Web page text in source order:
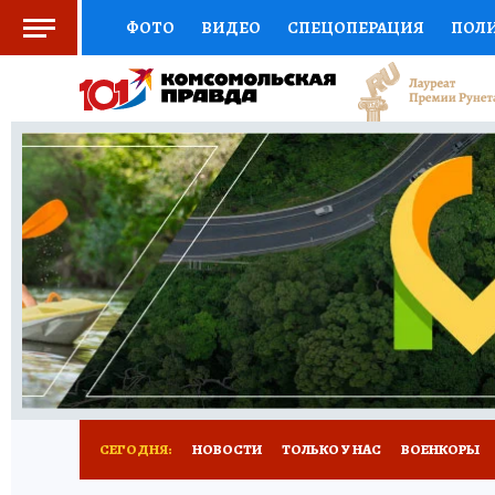
ФОТО ВИДЕО СПЕЦОПЕРАЦИЯ
СОЦПОДДЕРЖКА НАУКА СПОРТ
ВЫБОР ЭКСПЕРТОВ ДОКТОР
КНИЖНАЯ ПОЛКА ПРОГНОЗЫ НА СПОРТ
ПРЕСС-ЦЕНТР НЕДВИЖИМОСТЬ
РАДИО КП РЕКЛАМА ТЕСТЫ НОВОЕ
СЕГОДНЯ: НОВОСТИ ТОЛЬКО У НАС ВОЕНКОРЫ